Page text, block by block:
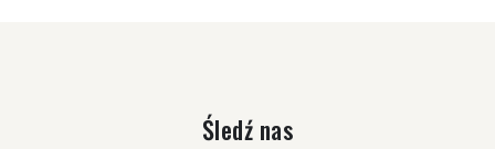
Śledź nas